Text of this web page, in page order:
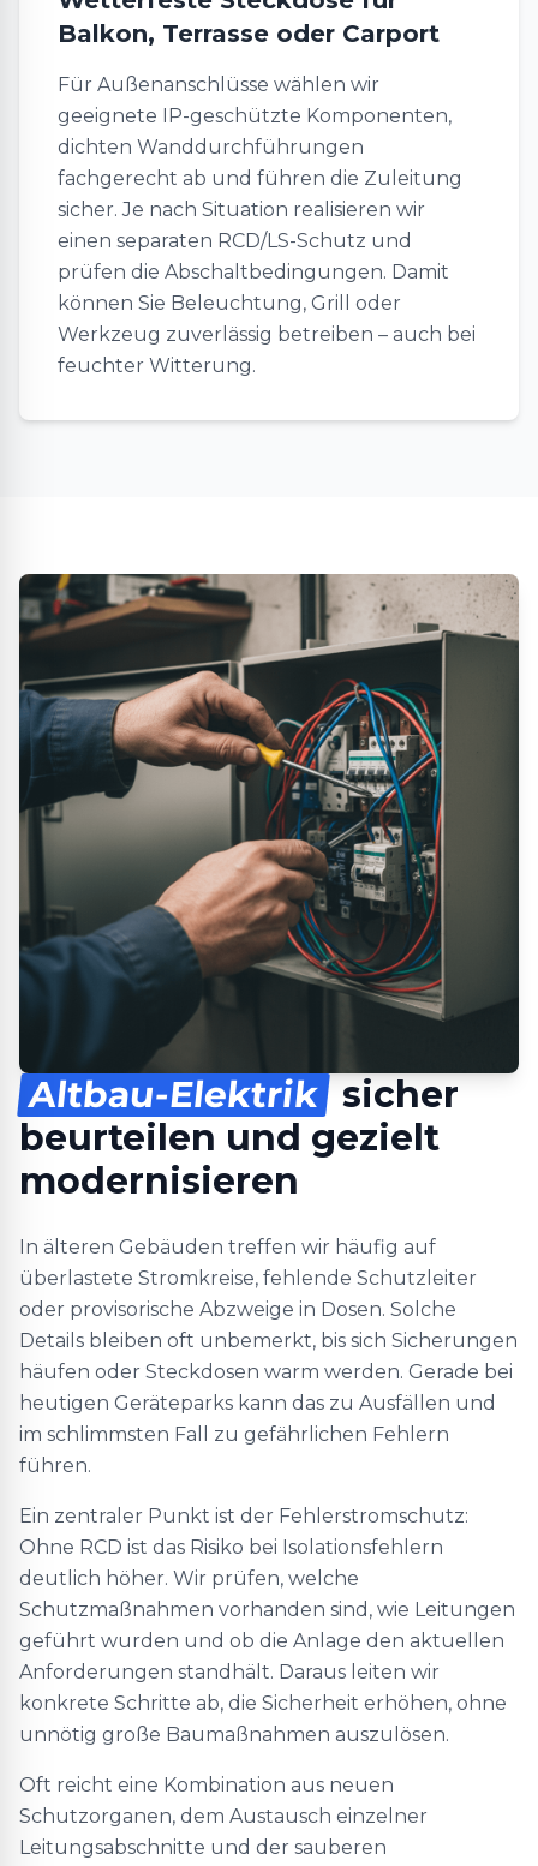
Balkon, Terrasse oder Carport
Für Außenanschlüsse wählen wir
geeignete IP-geschützte Komponenten,
dichten Wanddurchführungen
fachgerecht ab und führen die Zuleitung
sicher. Je nach Situation realisieren wir
einen separaten RCD/LS-Schutz und
prüfen die Abschaltbedingungen. Damit
können Sie Beleuchtung, Grill oder
Werkzeug zuverlässig betreiben – auch bei
feuchter Witterung.
Altbau-Elektrik sicher
beurteilen und gezielt
modernisieren
In älteren Gebäuden treffen wir häufig auf
überlastete Stromkreise, fehlende Schutzleiter
oder provisorische Abzweige in Dosen. Solche
Details bleiben oft unbemerkt, bis sich Sicherungen
häufen oder Steckdosen warm werden. Gerade bei
heutigen Geräteparks kann das zu Ausfällen und
im schlimmsten Fall zu gefährlichen Fehlern
führen.
Ein zentraler Punkt ist der Fehlerstromschutz:
Ohne RCD ist das Risiko bei Isolationsfehlern
deutlich höher. Wir prüfen, welche
Schutzmaßnahmen vorhanden sind, wie Leitungen
geführt wurden und ob die Anlage den aktuellen
Anforderungen standhält. Daraus leiten wir
konkrete Schritte ab, die Sicherheit erhöhen, ohne
unnötig große Baumaßnahmen auszulösen.
Oft reicht eine Kombination aus neuen
Schutzorganen, dem Austausch einzelner
Leitungsabschnitte und der sauberen